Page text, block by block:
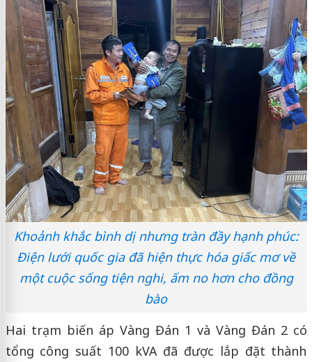
Khoảnh khắc bình dị nhưng tràn đầy hạnh phúc:
Điện lưới quốc gia đã hiện thực hóa giấc mơ về
một cuộc sống tiện nghi, ấm no hơn cho đồng
bào
Hai trạm biến áp Vàng Đán 1 và Vàng Đán 2 có
tổng công suất 100 kVA đã được lắp đặt thành